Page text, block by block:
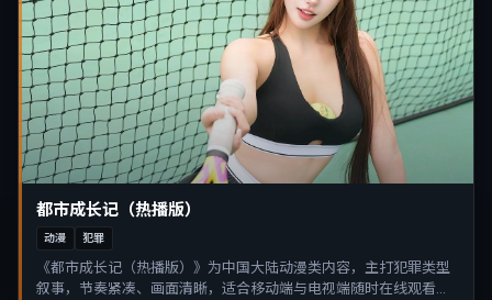
都市成长记（热播版）
动漫 犯罪
《都市成长记（热播版）》为中国大陆动漫类内容，主打犯罪类型
叙事，节奏紧凑、画面清晰，适合移动端与电视端随时在线观看，